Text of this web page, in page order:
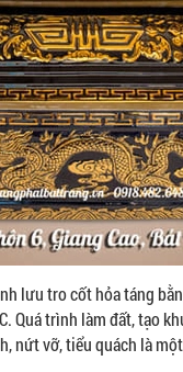
lưu tro cốt hỏa táng
Quá trình làm đất, tạo
nứt vỡ, tiểu quách là